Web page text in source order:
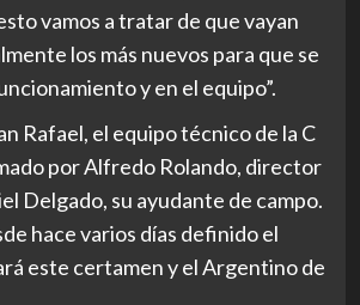
vamos a tratar de que vayan
los más nuevos para que se
y en el equipo”.
Rafael, el equipo técnico de la C
por Alfredo Rolando, director
Delgado, su ayudante de campo.
hace varios días definido el
este certamen y el Argentino de